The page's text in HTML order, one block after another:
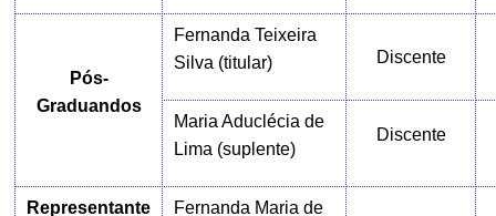
Pós-
Graduandos
Fernanda Teixeira
Silva (titular)
Discente
Maria Aduclécia de
Lima (suplente)
Discente
Representante Fernanda Maria de